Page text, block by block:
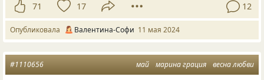
71 17 12
Опубликовала Валентина-Софи 11 мая 2024
май марина грация весна любви
#1110656